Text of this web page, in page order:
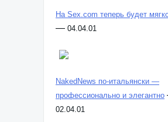
На Sex.com теперь будет
— 04.04.01
NakedNews по-итальянски —
профессионально и элегантно
02.04.01